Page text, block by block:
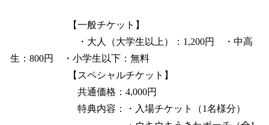
【一般チケット】
・大人（大学生以上）：1,200円 ・中高
生：800円 ・小学生以下：無料
【スペシャルチケット】
共通価格：4,000円
特典内容：・入場チケット（1名様分）